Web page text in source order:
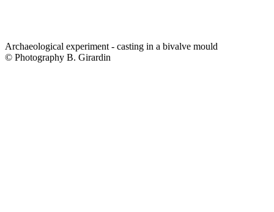
Archaeological experiment - casting in a bivalve mould
© Photography B. Girardin